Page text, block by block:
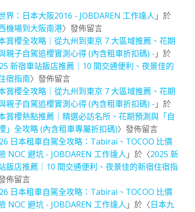
界：日本大阪2016 - JOBDAREN 工作達人 」於
機場到大阪南港〉發佈留言
賞櫻全攻略｜從九州到東京 7 大區域推薦、花期
親子自駕追櫻實測心得 (內含租車折扣碼) - 」於
新宿車站飯店推薦｜10 間交通便利、夜景佳的
宿指南〉發佈留言
賞櫻全攻略｜從九州到東京 7 大區域推薦、花期
親子自駕追櫻實測心得 (內含租車折扣碼) - 」於
賞櫻熱點推薦｜精選必訪名所、花期預測與「自
」全攻略 (內含租車專屬折扣碼)〉發佈留言
日本租車自駕全攻略：Tabirai、TOCOO 比價
NOC 避坑 - JOBDAREN 工作達人 」於〈2025 新
飯店推薦｜10 間交通便利、夜景佳的新宿住宿指
佈留言
日本租車自駕全攻略：Tabirai、TOCOO 比價
NOC 避坑 - JOBDAREN 工作達人 」於〈日本九